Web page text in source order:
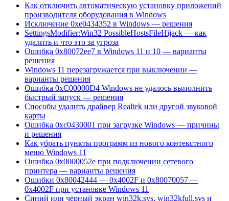
Как отключить автоматическую установку приложений
производителя оборудования в Windows
Исключение 0xe0434352 в Windows — решения
SettingsModifier:Win32 PossibleHostsFileHijack — как
удалить и что это за угроза
Ошибка 0x80072ee7 в Windows 11 и 10 — варианты
решения
Windows 11 перезагружается при выключении —
варианты решения
Ошибка 0xC00000D4 Windows не удалось выполнить
быстрый запуск — решения
Способы удалить драйвер Realtek или другой звуковой
карты
Ошибка 0xc0430001 при загрузке Windows — причины
и решения
Как убрать пункты программ из нового контекстного
меню Windows 11
Ошибка 0x0000052e при подключении сетевого
принтера — варианты решения
Ошибки 0x80042444 — 0x4002F и 0x80070057 —
0x4002F при установке Windows 11
Синий или чёрный экран win32k.sys, win32kfull.sys и